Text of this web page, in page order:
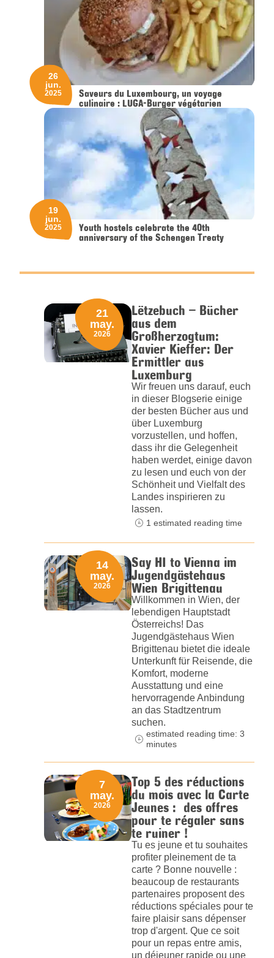
Saveurs du Luxembourg, un voyage
culinaire : LUGA-Burger végétarien
26
jun.
2025
Youth hostels celebrate the 40th
anniversary of the Schengen Treaty
19
jun.
2025
Lëtzebuch – Bücher
aus dem
Großherzogtum:
Xavier Kieffer: Der
Ermittler aus
Luxemburg
Wir freuen uns darauf, euch
in dieser Blogserie einige
der besten Bücher aus und
über Luxemburg
vorzustellen, und hoffen,
dass ihr die Gelegenheit
haben werdet, einige davon
zu lesen und euch von der
Schönheit und Vielfalt des
Landes inspirieren zu
lassen.
21
may.
2026
1 estimated reading time
Say HI to Vienna im
Jugendgästehaus
Wien Brigittenau
Willkommen in Wien, der
lebendigen Hauptstadt
Österreichs! Das
Jugendgästehaus Wien
Brigittenau bietet die ideale
Unterkunft für Reisende, die
Komfort, moderne
Ausstattung und eine
hervorragende Anbindung
an das Stadtzentrum
suchen.
14
may.
2026
estimated reading time: 3
minutes
Top 5 des réductions
du mois avec la Carte
Jeunes : des offres
pour te régaler sans
te ruiner !
Tu es jeune et tu souhaites
profiter pleinement de ta
carte ? Bonne nouvelle :
beaucoup de restaurants
partenaires proposent des
réductions spéciales pour te
faire plaisir sans dépenser
trop d'argent. Que ce soit
pour un repas entre amis,
un déjeuner rapide ou une
7
may.
2026